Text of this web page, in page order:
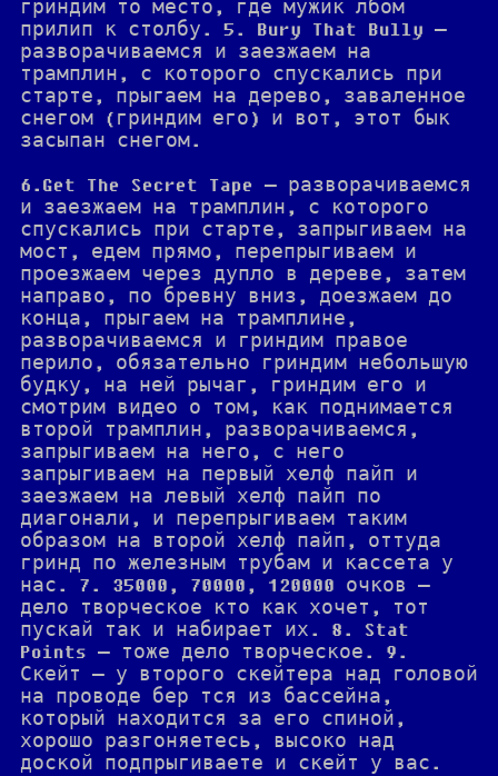
гриндим то место, где мужик лбом
прилип к столбу. 5. Bury That Bully —
разворачиваемся и заезжаем на
трамплин, с которого спускались при
старте, прыгаем на дерево, заваленное
снегом (гриндим его) и вот, этот бык
засыпан снегом.
6.Get The Secret Tape — разворачиваемся
и заезжаем на трамплин, с которого
спускались при старте, запрыгиваем на
мост, едем прямо, перепрыгиваем и
проезжаем через дупло в дереве, затем
направо, по бревну вниз, доезжаем до
конца, прыгаем на трамплине,
разворачиваемся и гриндим правое
перило, обязательно гриндим небольшую
будку, на ней рычаг, гриндим его и
смотрим видео о том, как поднимается
второй трамплин, разворачиваемся,
запрыгиваем на него, с него
запрыгиваем на первый хелф пайп и
заезжаем на левый хелф пайп по
диагонали, и перепрыгиваем таким
образом на второй хелф пайп, оттуда
гринд по железным трубам и кассета у
нас. 7. 35000, 70000, 120000 очков —
дело творческое кто как хочет, тот
пускай так и набирает их. 8. Stat
Points — тоже дело творческое. 9.
Скейт — у второго скейтера над головой
на проводе бер тся из бассейна,
который находится за его спиной,
хорошо разгоняетесь, высоко над
доской подпрыгиваете и скейт у вас.